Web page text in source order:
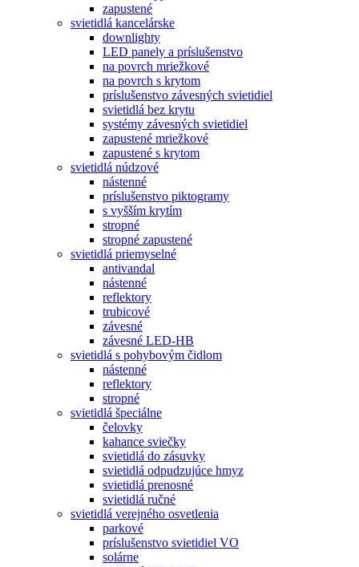
zapustené
svietidlá kancelárske
downlighty
LED panely a príslušenstvo
na povrch mriežkové
na povrch s krytom
príslušenstvo závesných svietidiel
svietidlá bez krytu
systémy závesných svietidiel
zapustené mriežkové
zapustené s krytom
svietidlá núdzové
nástenné
príslušenstvo piktogramy
s vyšším krytím
stropné
stropné zapustené
svietidlá priemyselné
antivandal
nástenné
reflektory
trubicové
závesné
závesné LED-HB
svietidlá s pohybovým čidlom
nástenné
reflektory
stropné
svietidlá špeciálne
čelovky
kahance sviečky
svietidlá do zásuvky
svietidlá odpudzujúce hmyz
svietidlá prenosné
svietidlá ručné
svietidlá verejného osvetlenia
parkové
príslušenstvo svietidiel VO
solárne